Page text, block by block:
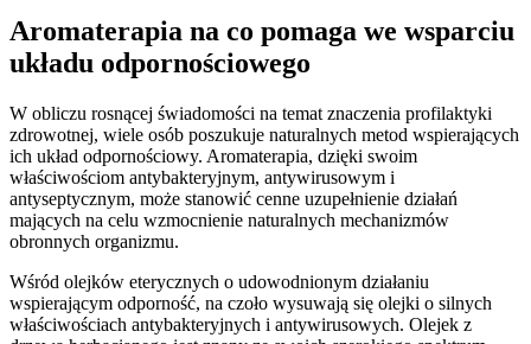
Aromaterapia na co pomaga we wsparciu
układu odpornościowego
W obliczu rosnącej świadomości na temat znaczenia profilaktyki
zdrowotnej, wiele osób poszukuje naturalnych metod wspierających
ich układ odpornościowy. Aromaterapia, dzięki swoim
właściwościom antybakteryjnym, antywirusowym i
antyseptycznym, może stanowić cenne uzupełnienie działań
mających na celu wzmocnienie naturalnych mechanizmów
obronnych organizmu.
Wśród olejków eterycznych o udowodnionym działaniu
wspierającym odporność, na czoło wysuwają się olejki o silnych
właściwościach antybakteryjnych i antywirusowych. Olejek z